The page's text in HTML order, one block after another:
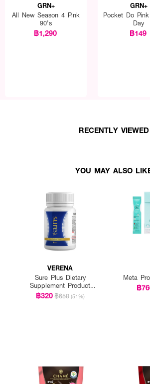
GRN+
All New Season 4 Pink
90's
฿1,290
GRN+
Pocket Do
Day
฿149
RECENTLY VIEWED
YOU MAY ALSO
VERENA
Sure Plus Dietary
Supplement Product
(VERENA TM)
฿320฿650 (51%)
Meta
฿